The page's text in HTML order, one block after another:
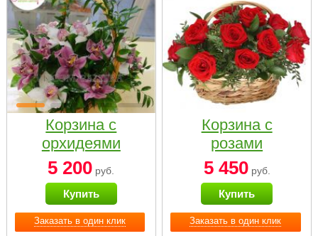
Заказать в один клик
Корзина с
орхидеями
малая
5 200 руб.
Купить
Заказать в один клик
Корзина с
розами
«Красный
Париж»
5 450руб.
Купить